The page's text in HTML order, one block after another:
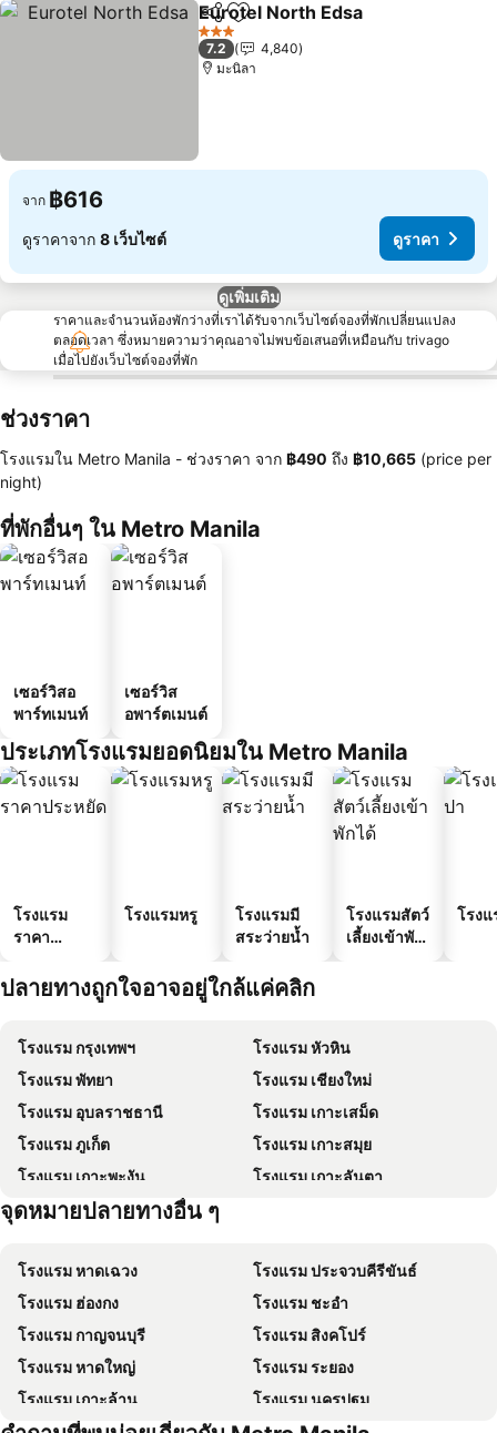
แชร์ เพิ่มในรายการโปรด
Eurotel North Edsa
3 ดาว
7.2
4,840
มะนิลา
จาก ฿616
ดูราคาจาก 8 เว็บไซต์ ดูราคา
ดูเพิ่มเติม
ราคาและจำนวนห้องพักว่างที่เราได้รับจากเว็บไซต์จองที่พักเปลี่ยนแปลง
ตลอดเวลา ซึ่งหมายความว่าคุณอาจไม่พบข้อเสนอที่เหมือนกับ trivago
เมื่อไปยังเว็บไซต์จองที่พัก
ช่วงราคา
โรงแรมใน Metro Manila - ช่วงราคา จาก ‎฿490 ถึง ‎฿10,665 (price per
night)
ที่พักอื่นๆ ใน Metro Manila
เซอร์วิสอ
พาร์ทเมนท์
เซอร์วิส
อพาร์ตเมนต์
ประเภทโรงแรมยอดนิยมใน Metro Manila
โรงแรม
ราคา
โรงแรมหรู
โรงแรมมี
สระว่ายน้ำ
โรงแรมสัตว์
เลี้ยงเข้าพัก
โรง
ปลายทางถูกใจอาจอยู่ใกล้แค่คลิก
โรงแรม กรุงเทพฯ
โรงแรม หัวหิน
โรงแรม พัทยา
โรงแรม เชียงใหม่
โรงแรม อุบลราชธานี
โรงแรม เกาะเสม็ด
โรงแรม ภูเก็ต
โรงแรม เกาะสมุย
โรงแรม เกาะพะงัน
โรงแรม เกาะลันตา
โรงแรม เกาะหลีเป๊ะ
จุดหมายปลายทางอื่น ๆ
โรงแรม หาดเฉวง
โรงแรม ประจวบคีรีขันธ์
โรงแรม ฮ่องกง
โรงแรม ชะอำ
โรงแรม กาญจนบุรี
โรงแรม สิงคโปร์
โรงแรม หาดใหญ่
โรงแรม ระยอง
โรงแรม เกาะล้าน
โรงแรม นครปฐม